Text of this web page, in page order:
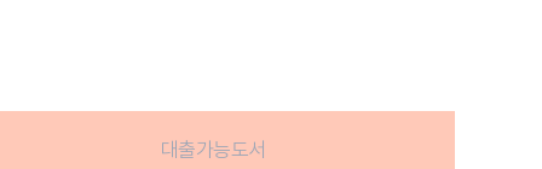
대출가능도서